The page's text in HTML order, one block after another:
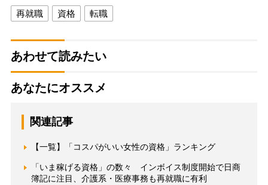
再就職 資格 転職
あわせて読みたい
あなたにオススメ
関連記事
【一覧】「コスパがいい女性の資格」ランキング
「いま稼げる資格」の数々 インボイス制度開始で日商
簿記に注目、介護系・医療事務も再就職に有利